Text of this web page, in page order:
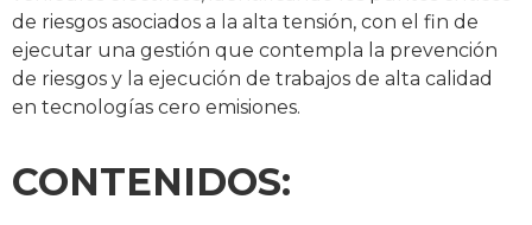
de riesgos asociados a la alta tensión, con el fin de
ejecutar una gestión que contempla la prevención
de riesgos y la ejecución de trabajos de alta calidad
en tecnologías cero emisiones.
CONTENIDOS: